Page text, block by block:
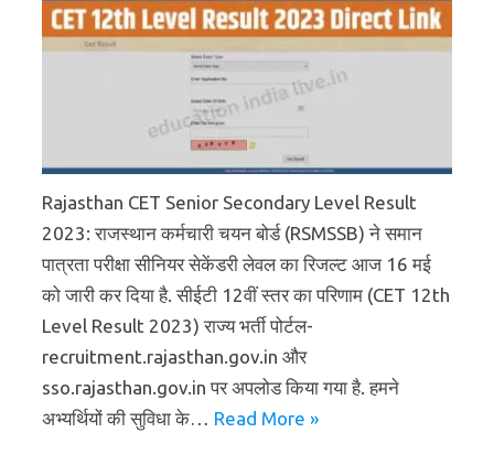
Rajasthan CET Senior Secondary Level Result
2023: राजस्थान कर्मचारी चयन बोर्ड (RSMSSB) ने समान
पात्रता परीक्षा सीनियर सेकेंडरी लेवल का रिजल्ट आज 16 मई
को जारी कर दिया है. सीईटी 12वीं स्तर का परिणाम (CET 12th
Level Result 2023) राज्य भर्ती पोर्टल-
recruitment.rajasthan.gov.in और
sso.rajasthan.gov.in पर अपलोड किया गया है. हमने
अभ्यर्थियों की सुविधा के… Read More »